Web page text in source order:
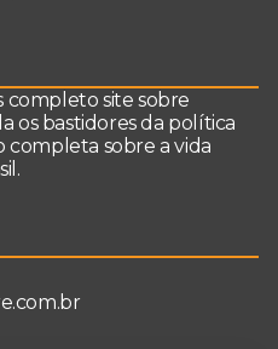
completo site sobre
os bastidores da política
completa sobre a vida